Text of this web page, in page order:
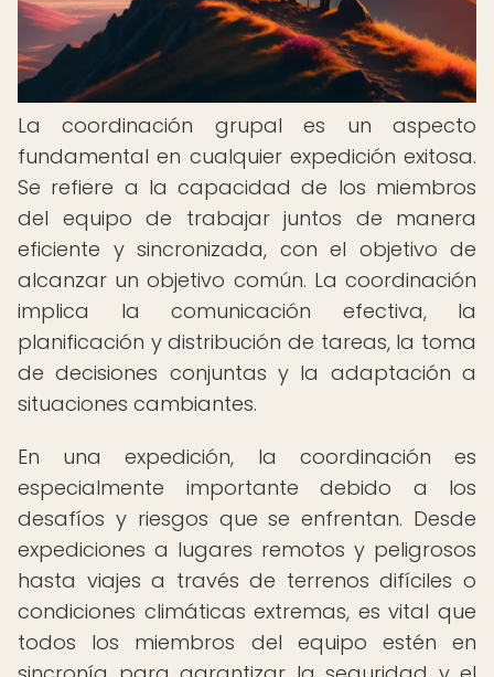
La coordinación grupal es un aspecto
fundamental en cualquier expedición exitosa.
Se refiere a la capacidad de los miembros
del equipo de trabajar juntos de manera
eficiente y sincronizada, con el objetivo de
alcanzar un objetivo común. La coordinación
implica la comunicación efectiva, la
planificación y distribución de tareas, la toma
de decisiones conjuntas y la adaptación a
situaciones cambiantes.
En una expedición, la coordinación es
especialmente importante debido a los
desafíos y riesgos que se enfrentan. Desde
expediciones a lugares remotos y peligrosos
hasta viajes a través de terrenos difíciles o
condiciones climáticas extremas, es vital que
todos los miembros del equipo estén en